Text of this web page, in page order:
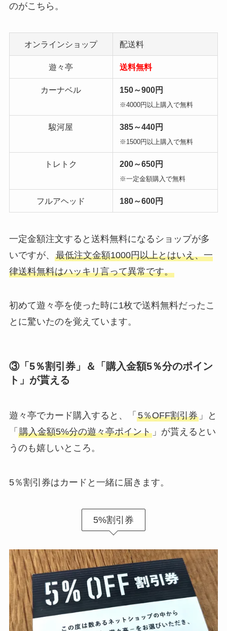
のがこちら。
オンラインショップ 配送料
遊々亭 送料無料
カーナベル 150～900円
※4000円以上購入で無料
駿河屋 385～440円
※1500円以上購入で無料
トレトク 200～650円
※一定金額購入で無料
フルアヘッド 180～600円
一定金額注文すると送料無料になるショップが多
いですが、 最低注文金額1000円以上とはいえ、一
律送料無料はハッキリ言って異常です。
初めて遊々亭を使った時に1枚で送料無料だったこ
とに驚いたのを覚えています。
③「5％割引券」＆「購入金額5％分のポイン
ト」が貰える
遊々亭でカード購入すると、「 5％OFF割引券」と
「 購入金額5%分の遊々亭ポイント」が貰えるとい
うのも嬉しいところ。
5％割引券はカードと一緒に届きます。
5%割引券